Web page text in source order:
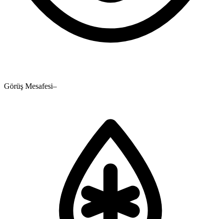
Görüş Mesafesi–